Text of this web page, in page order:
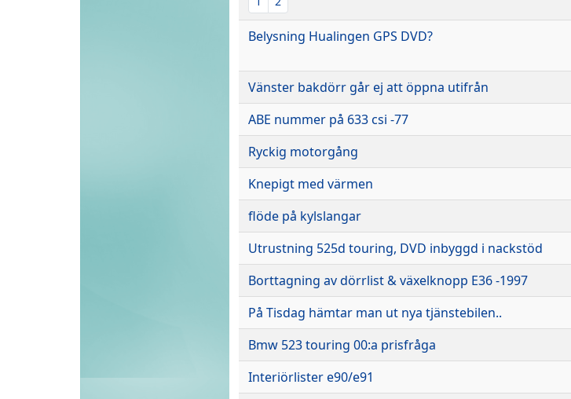
Belysning Hualingen GPS DVD?
Vänster bakdörr går ej att öppna utifrån
ABE nummer på 633 csi -77
Ryckig motorgång
Knepigt med värmen
flöde på kylslangar
Utrustning 525d touring, DVD inbyggd i nackstöd
Borttagning av dörrlist & växelknopp E36 -1997
På Tisdag hämtar man ut nya tjänstebilen..
Bmw 523 touring 00:a prisfråga
Interiörlister e90/e91